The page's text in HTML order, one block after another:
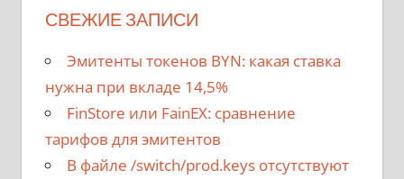
СВЕЖИЕ ЗАПИСИ
Эмитенты токенов BYN: какая ставка
нужна при вкладе 14,5%
FinStore или FainEX: сравнение
тарифов для эмитентов
В файле /switch/prod.keys отсутствуют